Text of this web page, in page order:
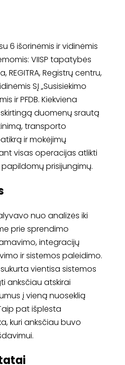
6 išorinėmis ir vidinėmis
VIISP tapatybės
Registrų centru,
SĮ „Susisiekimo
ir PFDB. Kiekviena
duomenų srautą
transporto
ir mokėjimų
visas operacijas atlikti
prisijungimų.
nuo analizės iki
prie sprendimo
integracijų
ir sistemos paleidimo.
vientisa sistemos
anksčiau atskirai
į vieną nuoseklią
pat išplėsta
kuri anksčiau buvo